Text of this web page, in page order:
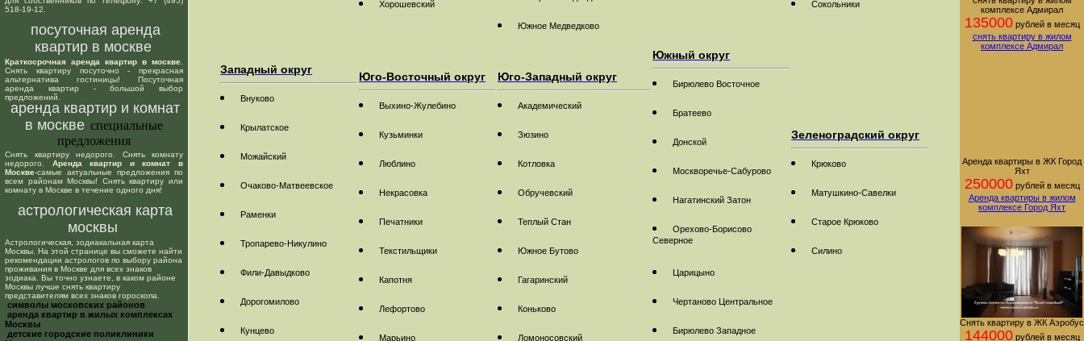
518-19-12.
посуточная аренда
квартир в москве
Краткосрочная аренда квартир в москве
Снять квартиру посуточно - прекрасная
альтернатива гостиницы! Посуточная
аренда квартир - большой выбор
предложений.
аренда квартир и комнат
в москве специальные
предложения
Снять квартиру недорого. Снять комнату
недорого. Аренда квартир и комнат в
Москве-самые актуальные предложения по
всем районам Москвы! Снять квартиру или
комнату в Москве в течение одного дня!
астрологическая карта
москвы
Астрологическая, зодиакальная карта
Москвы. На этой странице вы сможете найти
рекомендации астрологов по выбору района
проживания в Москве для всех знаков
зодиака. Вы точно узнаете, в каком районе
Москвы лучше снять квартиру
представителям всех знаков гороскопа.
cимволы московских районов
аренда квартир в жилых комплексах
Москвы
детские городские поликлиники
Хорошевский
Южное Медведково
Сокольники
Западный округ
Внуково
Крылатское
Можайский
Очаково-Матвеевское
Раменки
Тропарево-Никулино
Фили-Давыдково
Дорогомилово
Кунцево
Юго-Восточный округ
Выхино-Жулебино
Кузьминки
Люблино
Некрасовка
Печатники
Текстильщики
Капотня
Лефортово
Марьино
Юго-Западный округ
Академический
Зюзино
Котловка
Обручевский
Теплый Стан
Южное Бутово
Гагаринский
Коньково
Ломоносовский
Южный округ
Бирюлево Восточное
Братеево
Донской
Москворечье-Сабурово
Нагатинский Затон
Орехово-Борисово
Северное
Царицыно
Чертаново Центральное
Бирюлево Западное
Зеленоградский округ
Крюково
Матушкино-Савелки
Старое Крюково
Силино
комплексе Адмирал
135000рублей в месяц
снять квартиру в жилом
комплексе Адмирал
Аренда квартиры в ЖК Город
Яхт
250000рублей в месяц
Аренда квартиры в жилом
комплексе Город Яхт
Снять квартиру в ЖК Аэробус
144000рублей в месяц